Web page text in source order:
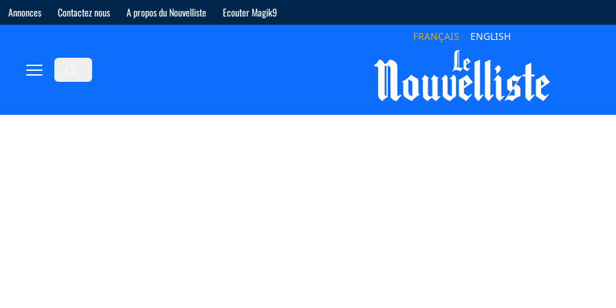
Annonces Contactez nous A propos du Nouvelliste Ecouter Magik9
FRANÇAIS ENGLISH